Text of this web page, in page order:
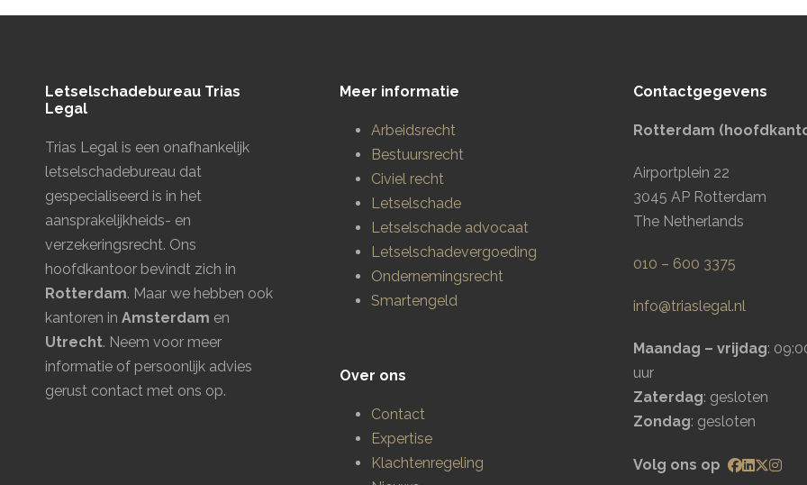
Letselschadebureau Trias
Legal
Trias Legal is een onafhankelijk
letselschadebureau dat
gespecialiseerd is in het
aansprakelijkheids- en
verzekeringsrecht. Ons
hoofdkantoor bevindt zich in
Rotterdam. Maar we hebben ook
kantoren in Amsterdam en
Utrecht. Neem voor meer
informatie of persoonlijk advies
gerust contact met ons op.
Meer informatie
Arbeidsrecht
Bestuursrecht
Civiel recht
Letselschade
Letselschade advocaat
Letselschadevergoeding
Ondernemingsrecht
Smartengeld
Over ons
Contact
Expertise
Klachtenregeling
Contactgegevens
Rotterdam
Airportplein 22
3045 AP Rotterdam
The Netherlands
010 – 600 3375
info@triaslegal.nl
Maandag – vrijdag:
uur
Zaterdag: gesloten
Zondag: gesloten
Volg ons op